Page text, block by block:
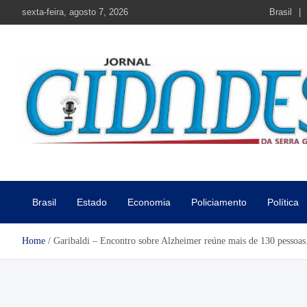
sexta-feira, agosto 7, 2026 Brasil
Brasil Estado Economia Policiamento Política
Home Garibaldi – Encontro sobre Alzheimer reúne mais de 130 pessoas.